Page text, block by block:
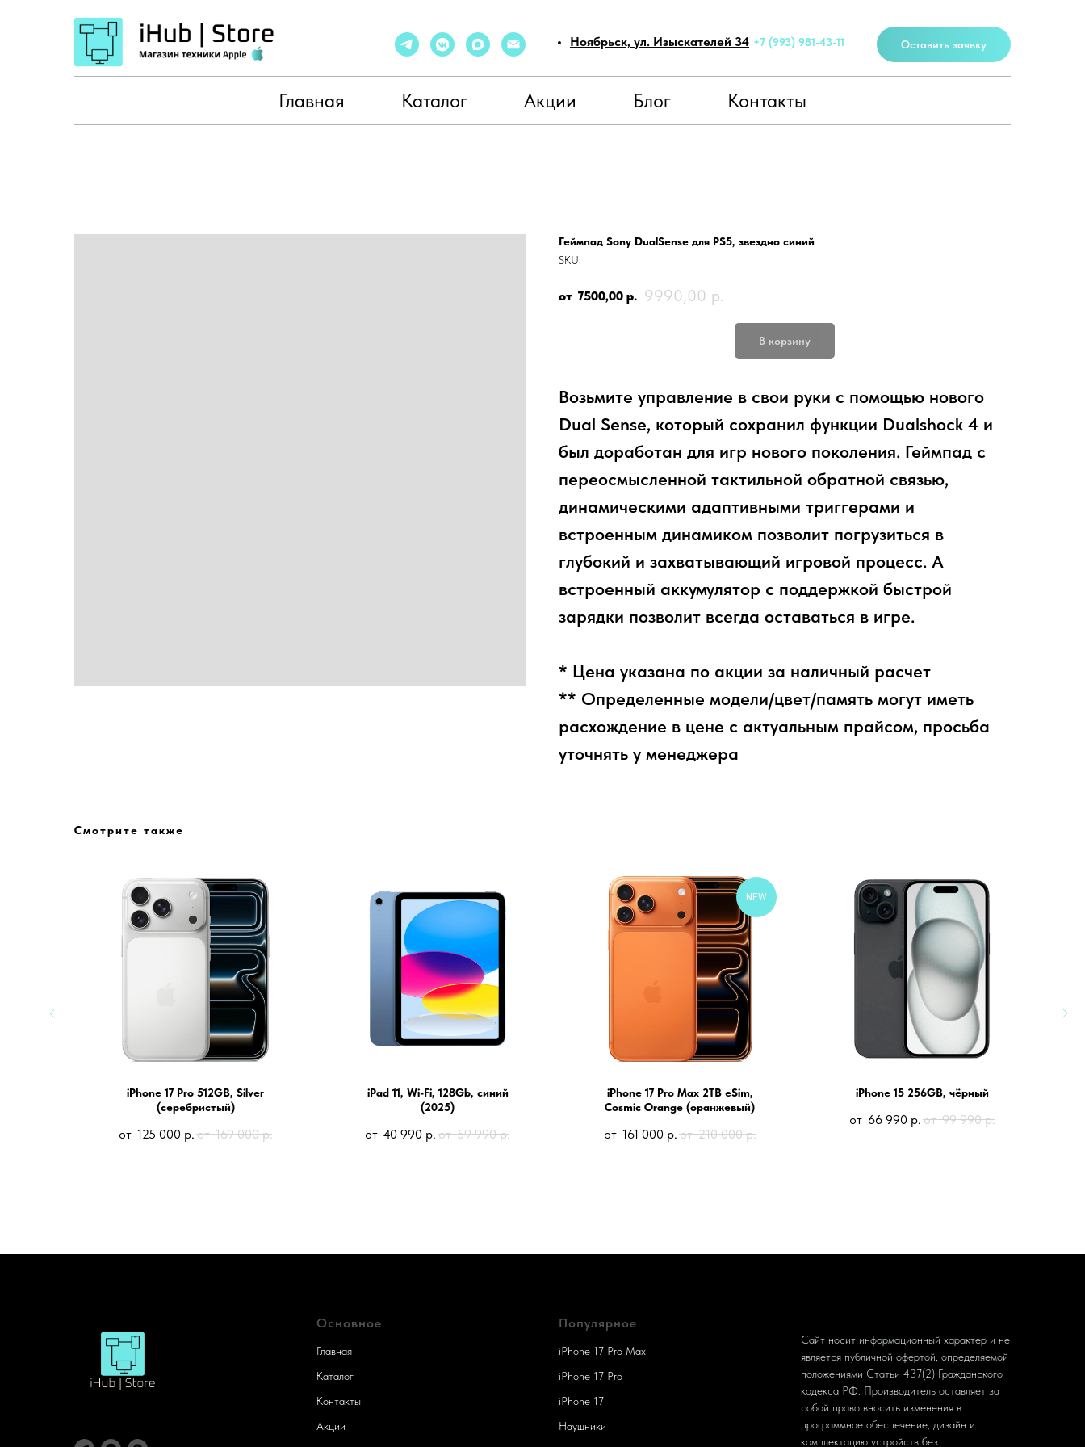
Ноябрьск, ул. Изыскателей 34 +7 (993) 981-43-11 Оставить заявку
Главная Каталог Акции Блог Контакты
Геймпад Sony DualSense для PS5, звездно синий
SKU:
7500,00 р. 9990,00 р.
В корзину
Возьмите управление в свои руки с помощью нового
Dual Sense, который сохранил функции Dualshock 4 и
был доработан для игр нового поколения. Геймпад с
переосмысленной тактильной обратной связью,
динамическими адаптивными триггерами и
встроенным динамиком позволит погрузиться в
глубокий и захватывающий игровой процесс. А
встроенный аккумулятор с поддержкой быстрой
зарядки позволит всегда оставаться в игре.
* Цена указана по акции за наличный расчет
** Определенные модели/цвет/память могут иметь
расхождение в цене с актуальным прайсом, просьба
уточнять у менеджера
Смотрите также
iPhone 17 Pro 512GB, Silver
(серебристый)
125 000 р. 169 000 р.
iPad 11, Wi-Fi, 128Gb, синий
(2025)
40 990 р. 59 990 р.
NEW
iPhone 17 Pro Max 2TB eSim,
Cosmic Orange (оранжевый)
161 000 р. 210 000 р.
iPhone 15 256GB, чёрный
66 990 р. 99 990 р.
Основное
Главная
Каталог
Контакты
Акции
Популярное
iPhone 17 Pro Max
iPhone 17 Pro
iPhone 17
Наушники
Сайт носит информационный характер и не
является публичной офертой, определяемой
положениями Статьи 437(2) Гражданского
кодекса РФ. Производитель оставляет за
собой право вносить изменения в
программное обеспечение, дизайн и
комплектацию устройств без